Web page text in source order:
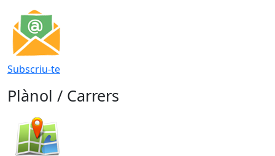
Subscriu-te
Plànol / Carrers